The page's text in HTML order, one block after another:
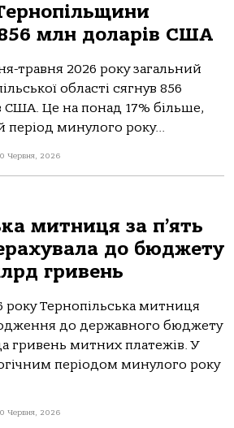
млн доларів США
травня 2026 року загальний
області сягнув 856
США. Це на понад 17% більше,
період минулого року...
Червня, 2026
митниця за п’ять
до бюджету
гривень
року Тернопільська митниця
до державного бюджету
гривень митних платежів. У
періодом минулого року
Червня, 2026